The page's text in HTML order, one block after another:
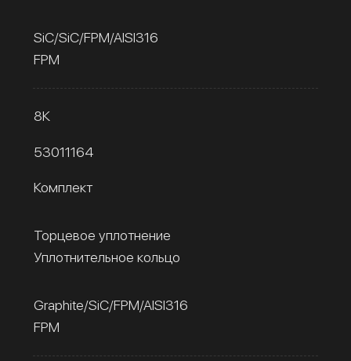
SiC/SiC/FPM/AISI316
FPM
8К
53011164
Комплект
Торцевое уплотнение
Уплотнительное кольцо
Graphite/SiC/FPM/AISI316
FPM